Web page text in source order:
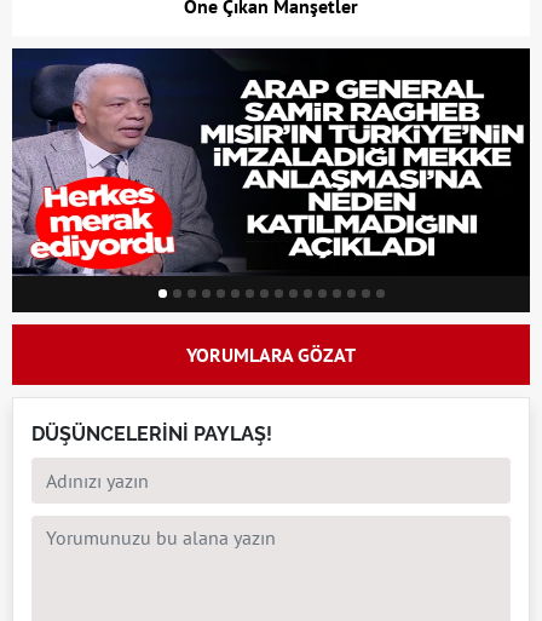
Öne Çıkan Manşetler
YORUMLARA GÖZAT
DÜŞÜNCELERİNİ PAYLAŞ!